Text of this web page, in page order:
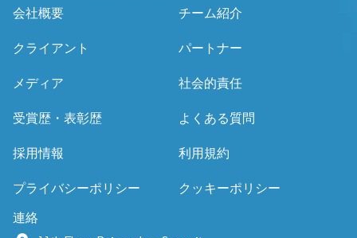
会社概要
チーム紹介
クライアント パートナー
メディア 社会的責任
受賞歴・表彰歴 よくある質問
採用情報 利用規約
プライバシーポリシー クッキーポリシー
連絡